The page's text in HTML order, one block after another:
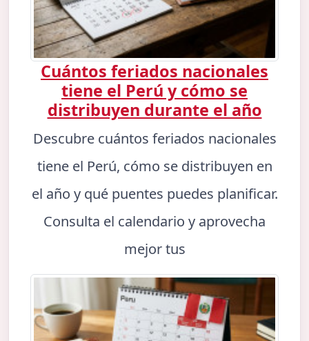
Cuántos feriados nacionales
tiene el Perú y cómo se
distribuyen durante el año
Descubre cuántos feriados nacionales
tiene el Perú, cómo se distribuyen en
el año y qué puentes puedes planificar.
Consulta el calendario y aprovecha
mejor tus